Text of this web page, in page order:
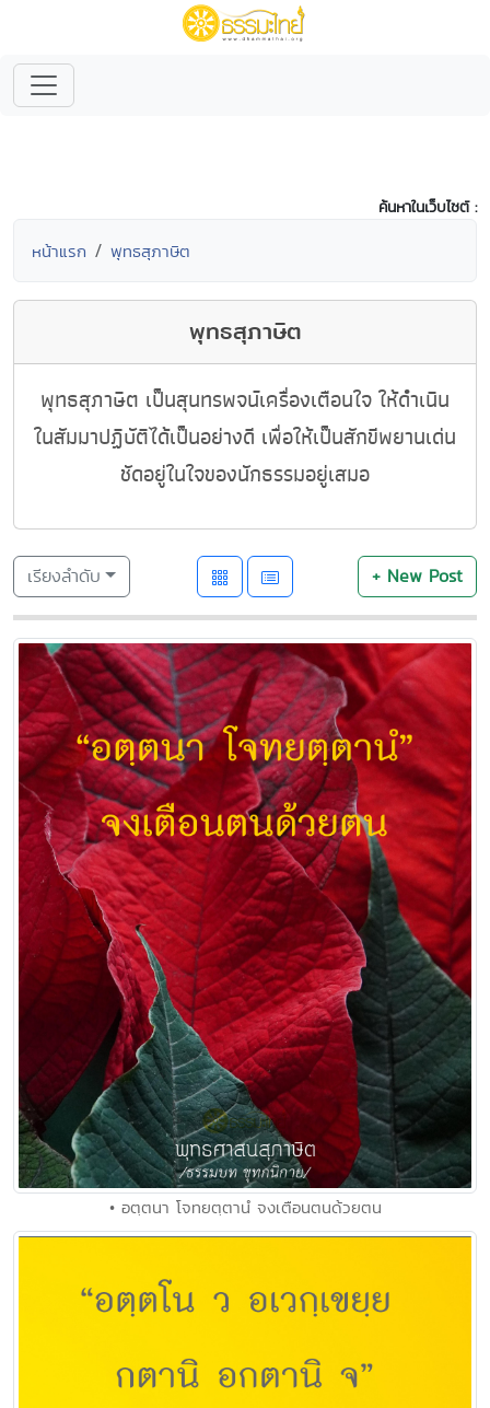
ค้นหาในเว็บไซต์ :
หน้าแรก พุทธสุภาษิต
พุทธสุภาษิต
พุทธสุภาษิต เป็นสุนทรพจน์เครื่องเตือนใจ ให้ดำเนิน
ในสัมมาปฏิบัติได้เป็นอย่างดี เพื่อให้เป็นสักขีพยานเด่น
ชัดอยู่ในใจของนักธรรมอยู่เสมอ
เรียงลำดับ + New Post
• อตฺตนา โจทยตฺตานํ จงเตือนตนด้วยตน